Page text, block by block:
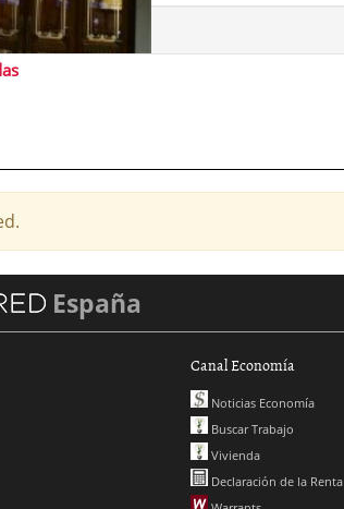
España
Canal Economía
Noticias Economía
Buscar Trabajo
Vivienda
Declaración de la Renta